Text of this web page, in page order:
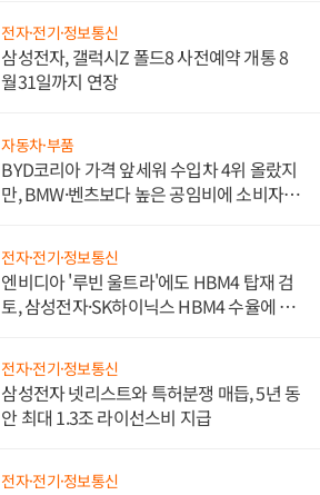
전자·전기·정보통신
삼성전자, 갤럭시Z 폴드8 사전예약 개통 8
월31일까지 연장
자동차·부품
BYD코리아 가격 앞세워 수입차 4위 올랐지
만, BMW·벤츠보다 높은 공임비에 소비자
전자·전기·정보통신
엔비디아 '루빈 울트라'에도 HBM4 탑재 검
토, 삼성전자·SK하이닉스 HBM4 수율에 주
전자·전기·정보통신
삼성전자 넷리스트와 특허분쟁 매듭, 5년 동
안 최대 1.3조 라이선스비 지급
전자·전기·정보통신